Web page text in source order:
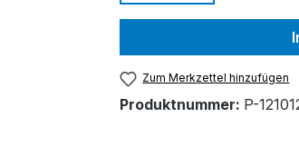
Zum Merkzettel hinzufügen
Produktnummer: P-